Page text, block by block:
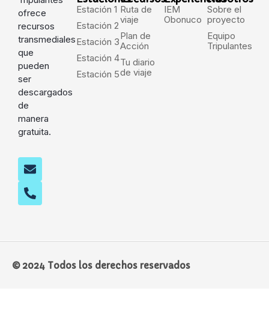
ofrece
recursos
transmediales
que
pueden
ser
descargados
de
manera
gratuita.
Estación 1
Estación 2
Estación 3
Estación 4
Estación 5
Ruta de
viaje
Plan de
Acción
Tu diario
de viaje
IEM
Obonuco
Sobre el
proyecto
Equipo
Tripulantes
© 2024 Todos los derechos reservados